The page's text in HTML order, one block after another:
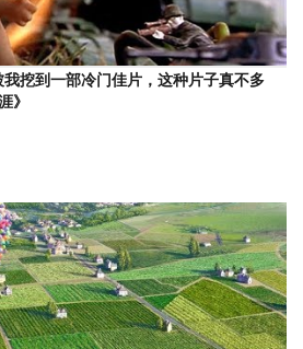
我挖到一部冷门佳片，这种片子真不多
》